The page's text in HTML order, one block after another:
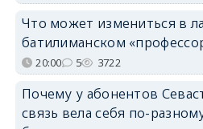
Что может измениться в
батилиманском
20:00 5 3722
Почему у абонентов
связь вела себя по-